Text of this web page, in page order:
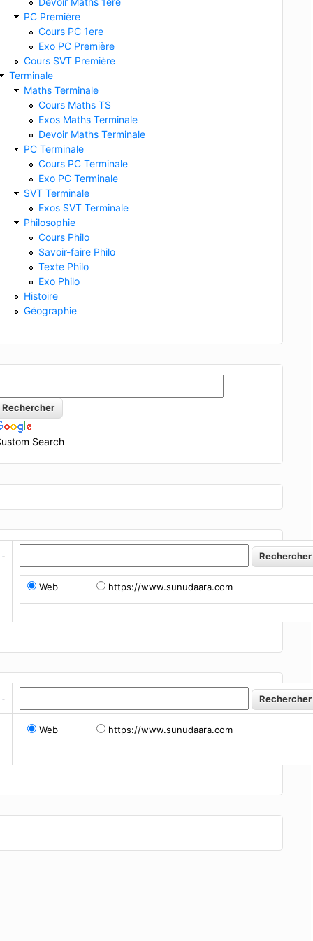
PC Première
Cours PC 1ere
Exo PC Première
Cours SVT Première
Terminale
Maths Terminale
Cours Maths TS
Exos Maths Terminale
Devoir Maths Terminale
PC Terminale
Cours PC Terminale
Exo PC Terminale
SVT Terminale
Exos SVT Terminale
Philosophie
Cours Philo
Savoir-faire Philo
Texte Philo
Exo Philo
Histoire
Géographie
Search
Web https://www.sunudaara.com
Web https://www.sunudaara.com